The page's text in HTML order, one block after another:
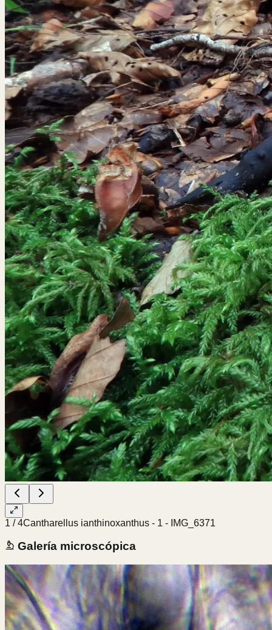
1 /4Cantharellus ianthinoxanthus - 1 - IMG_6371
Galería microscópica